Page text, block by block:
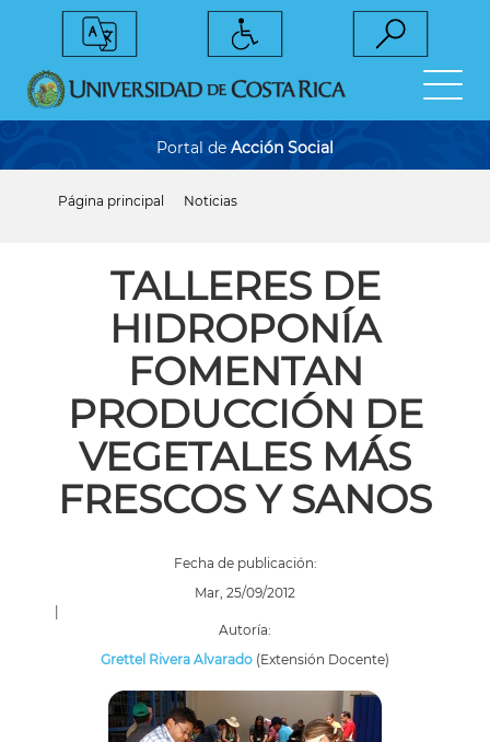
Portal de Acción Social
navegación
Página principal Noticias
TALLERES DE
HIDROPONÍA
FOMENTAN
PRODUCCIÓN DE
VEGETALES MÁS
FRESCOS Y SANOS
Fecha de publicación:
Mar, 25/09/2012
|
Autoría:
Grettel Rivera Alvarado (Extensión Docente)